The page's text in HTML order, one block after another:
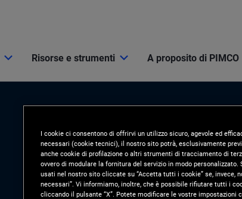
Risorse e strumenti A proposito di PIMCO
Analisi Di Mercato
I cookie ci consentono di offrirvi un utilizzo sicuro, agevole ed
necessari (cookie tecnici), il nostro sito potrà, esclusivamente
anche cookie di profilazione o altri strumenti di tracciamento di
ovvero di modulare la fornitura del servizio in modo
usati nel nostro sito cliccate su “Accetta tutti i cookie” se, invece,
necessari”. Vi informiamo, inoltre, che è possibile rifiutare tutti i
cliccando il pulsante “X”. Potete modificare le vostre impostazioni